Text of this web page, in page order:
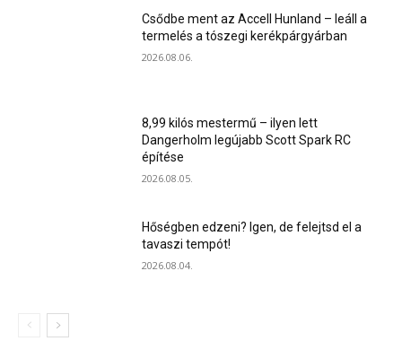
Csődbe ment az Accell Hunland – leáll a
termelés a tószegi kerékpárgyárban
2026.08.06.
8,99 kilós mestermű – ilyen lett
Dangerholm legújabb Scott Spark RC
építése
2026.08.05.
Hőségben edzeni? Igen, de felejtsd el a
tavaszi tempót!
2026.08.04.